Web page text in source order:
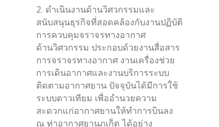
2. ดำเนินงานด้านวิศวกรรมและ
สนับสนุนธุรกิจที่สอดคล้องกับงานปฏิบัติ
การควบคุมจราจรทางอากาศ
ด้านวิศวกรรม ประกอบด้วยงานสื่อสาร
การจราจรทางอากาศ งานเครื่องช่วย
การเดินอากาศและงานบริการระบบ
ติดตามอากาศยาน ปัจจุบันได้มีการใช้
ระบบดาวเทียม เพื่ออำนวยความ
สะดวกแก่อากาศยานให้ทำการบินลง
ณ ท่าอากาศยานภูเก็ต ได้อย่าง